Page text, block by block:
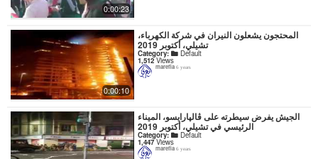
0:00:23
0:00:10
المحتجون يشعلون النيران في شركة الكهرباء،
تشيلي، أكتوبر 2019
Category: Default
1,512Views
marefia 6 years
الجيش يفرض سيطرته على ڤالپارايسو، الميناء
الرئيسي في تشيلي، أكتوبر 2019
Category: Default
1,447Views
marefia 6 years